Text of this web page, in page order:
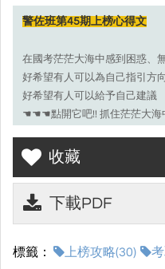
警佐班第45期上榜心得文
在國考茫茫大海中感到困惑、
好希望有人可以為自己指引方向
好希望有人可以給予自己建議
☚☚☚點開它吧!! 抓住茫茫大海
\\讀家補習班 讓你國考穩如山//
☆進入電子書畫面點選左側⌜☁
☆
收藏
下載PDF
標籤： 上榜攻略(30)